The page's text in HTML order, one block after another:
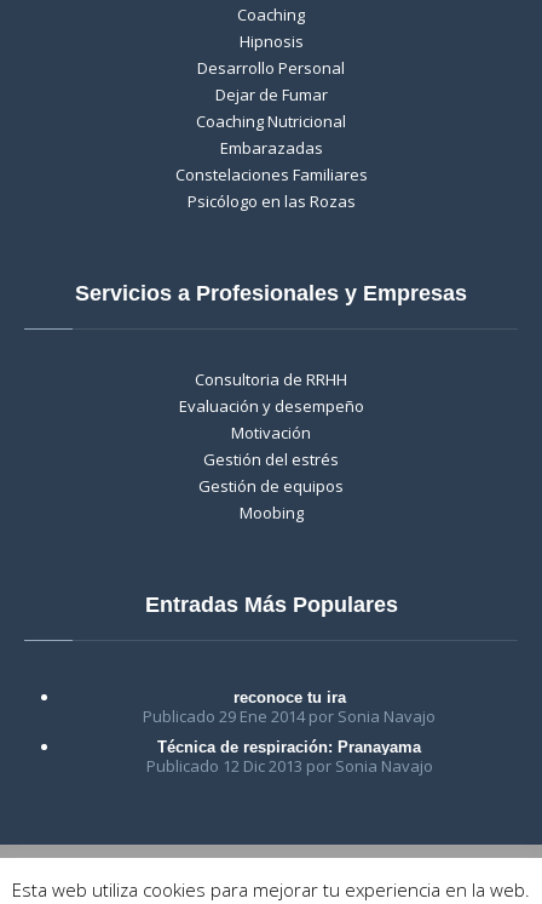
Coaching
Hipnosis
Desarrollo Personal
Dejar de Fumar
Coaching Nutricional
Embarazadas
Constelaciones Familiares
Psicólogo en las Rozas
Servicios a Profesionales y Empresas
Consultoria de RRHH
Evaluación y desempeño
Motivación
Gestión del estrés
Gestión de equipos
Moobing
Entradas Más Populares
reconoce tu ira
Publicado 29 Ene 2014 por Sonia Navajo
Técnica de respiración: Pranayama
Publicado 12 Dic 2013 por Sonia Navajo
Esta web utiliza cookies para mejorar tu experiencia en la web.